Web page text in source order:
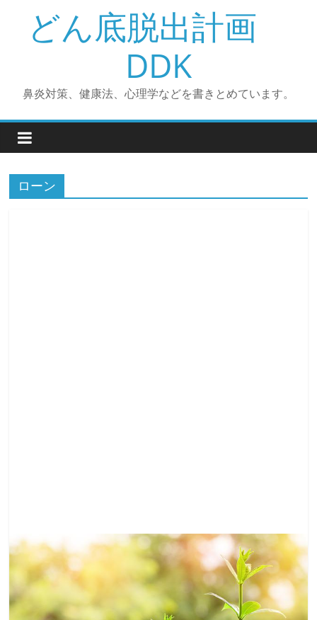
ッ
どん底脱出計画
DDK
鼻炎対策、健康法、心理学などを書きとめています。
ローン